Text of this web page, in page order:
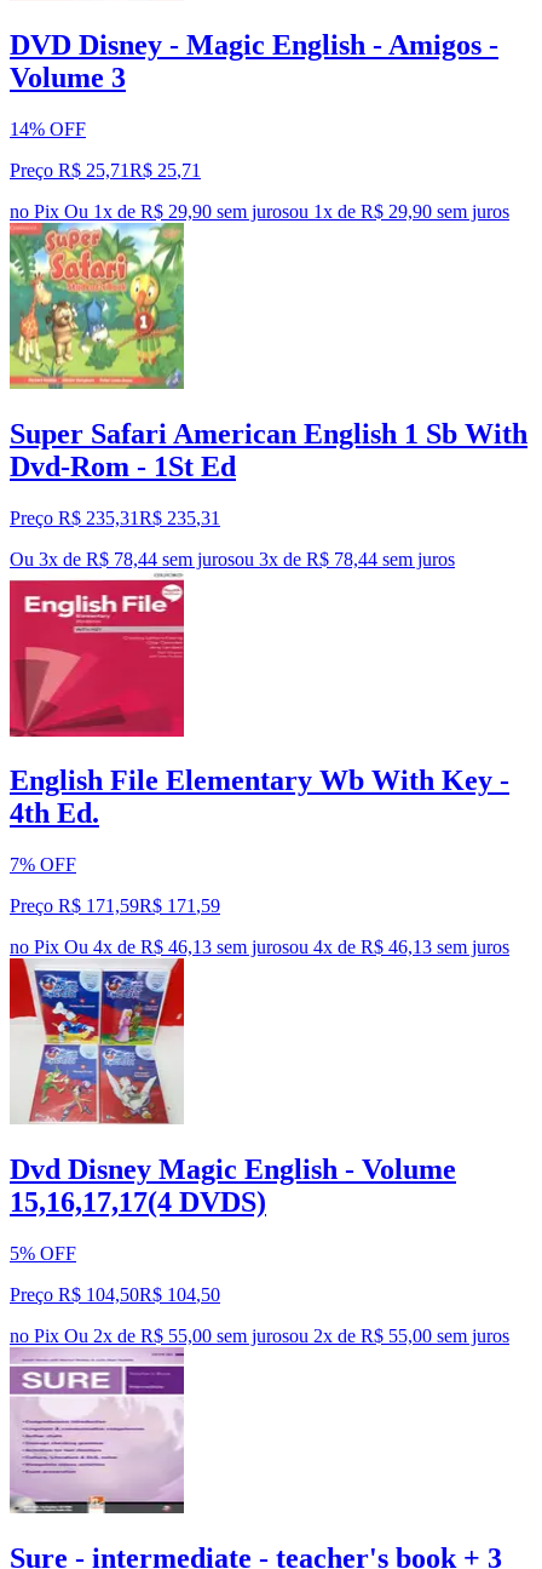
DVD Disney - Magic English - Amigos -
Volume 3
14% OFF
Preço R$ 25,71R$ 25,71
no Pix Ou 1x de R$ 29,90 sem jurosou 1x de R$ 29,90 sem juros
Super Safari American English 1 Sb With
Dvd-Rom - 1St Ed
Preço R$ 235,31R$ 235,31
Ou 3x de R$ 78,44 sem jurosou 3x de R$ 78,44 sem juros
English File Elementary Wb With Key -
4th Ed.
7% OFF
Preço R$ 171,59R$ 171 ,59
no Pix Ou 4x de R$ 46,13 sem jurosou 4x de R$ 46,13 sem juros
Dvd Disney Magic English - Volume
15,16,17,17(4 DVDS)
5% OFF
Preço R$ 104,50R$ 104,50
no Pix Ou 2x de R$ 55,00 sem jurosou 2x de R$ 55,00 sem juros
Sure - intermediate - teacher's book + 3